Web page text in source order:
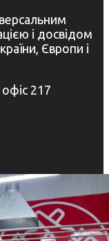
і досвідом
Європи і
217